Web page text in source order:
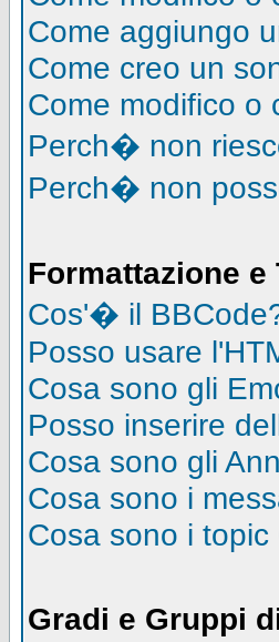
Come aggiungo
Come creo un
Come modifico o
Perch� non
Perch� non
Formattazione e
Cos'� il
Posso usare
Cosa sono gli
Posso inserire
Cosa sono gli
Cosa sono i
Cosa sono i topic
Gradi e Gruppi